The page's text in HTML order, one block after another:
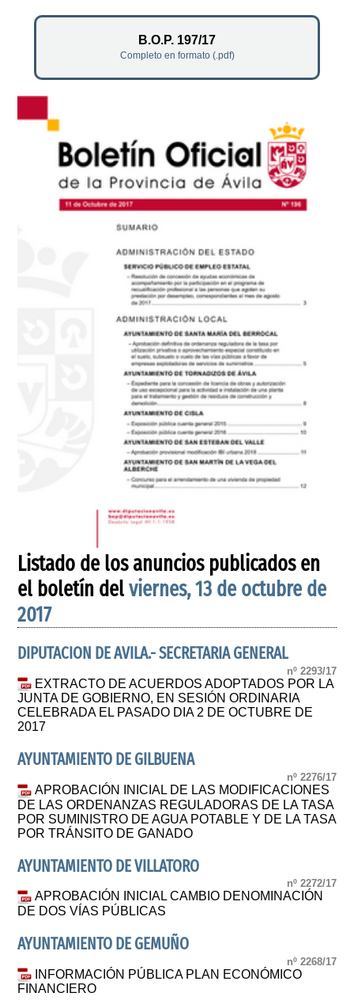
B.O.P. 197/17
Completo en formato (.pdf)
Listado de los anuncios publicados en
el boletín delviernes, 13 de octubre de
2017
DIPUTACION DE AVILA.- SECRETARIA GENERAL
nº 2293/17
EXTRACTO DE ACUERDOS ADOPTADOS POR LA
JUNTA DE GOBIERNO, EN SESIÓN ORDINARIA
CELEBRADA EL PASADO DIA 2 DE OCTUBRE DE
2017
AYUNTAMIENTO DE GILBUENA
nº 2276/17
APROBACIÓN INICIAL DE LAS MODIFICACIONES
DE LAS ORDENANZAS REGULADORAS DE LA TASA
POR SUMINISTRO DE AGUA POTABLE Y DE LA TASA
POR TRÁNSITO DE GANADO
AYUNTAMIENTO DE VILLATORO
nº 2272/17
APROBACIÓN INICIAL CAMBIO DENOMINACIÓN
DE DOS VÍAS PÚBLICAS
AYUNTAMIENTO DE GEMUÑO
nº 2268/17
INFORMACIÓN PÚBLICA PLAN ECONÓMICO
FINANCIERO